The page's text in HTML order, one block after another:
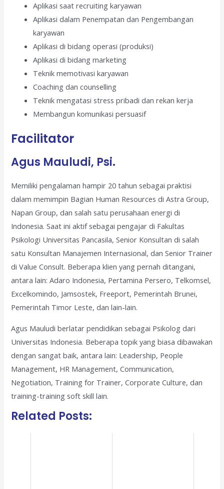
Aplikasi saat recruiting karyawan
Aplikasi dalam Penempatan dan Pengembangan
karyawan
Aplikasi di bidang operasi (produksi)
Aplikasi di bidang marketing
Teknik memotivasi karyawan
Coaching dan counselling
Teknik mengatasi stress pribadi dan rekan kerja
Membangun komunikasi persuasif
Facilitator
Agus Mauludi, Psi.
Memiliki pengalaman hampir 20 tahun sebagai praktisi
dalam memimpin Bagian Human Resources di Astra Group,
Napan Group, dan salah satu perusahaan energi di
Indonesia. Saat ini aktif sebagai pengajar di Fakultas
Psikologi Universitas Pancasila, Senior Konsultan di salah
satu Konsultan Manajemen Internasional, dan Senior Trainer
di Value Consult. Beberapa klien yang pernah ditangani,
antara lain: Adaro Indonesia, Pertamina Persero, Telkomsel,
Excelkomindo, Jamsostek, Freeport, Pemerintah Brunei,
Pemerintah Timor Leste, dan lain-lain.
Agus Mauludi berlatar pendidikan sebagai Psikolog dari
Universitas Indonesia. Beberapa topik yang biasa dibawakan
dengan sangat baik, antara lain: Leadership, People
Management, HR Management, Communication,
Negotiation, Training for Trainer, Corporate Culture, dan
training-training soft skill lain.
Related Posts: